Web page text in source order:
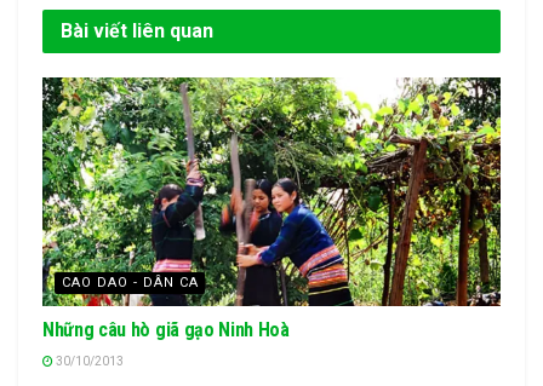
Bài viết liên quan
CAO DAO - DÂN CA
Những câu hò giã gạo Ninh Hoà
30/10/2013